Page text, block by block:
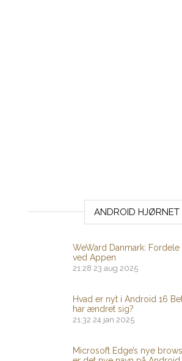
ANDROID HJØRNET
WeWard Danmark:
ved Appen
21:28 23 aug 2025
Hvad er nyt i Android 16
har ændret sig?
21:32 24 jan 2025
Microsoft Edge’s nye